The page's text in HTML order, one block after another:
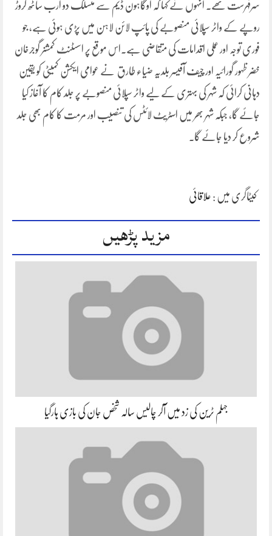
سرفہرست تھے۔ انہوں نے کہا کہ اوگاہون ڈیم سے منسلک دو ارب ساٹھ کروڑ
روپے کے واٹر سپلائی منصوبے کی پائپ لائن لاہن میں پڑی ہوئی ہے، جو
فوری توجہ اور عملی اقدامات کی متقاضی ہے۔اس موقع پر اسسٹنٹ کمشنر گوجرخان
خضر ظہور گورائیہ اور چیف آفیسر بلدیہ ضیاء طارق نے عوامی ایکشن کمیٹی کو یقین
دہانی کرائی کہ شہر کی بہتری کے لیے واٹر سپلائی منصوبے پر جلد کام کا آغاز کیا
جائے گا، جبکہ شہر بھر میں اسٹریٹ لائٹس کی تنصیب اور مرمت کا کام بھی جلد
شروع کر دیا جائے گا۔
کیٹاگری میں : علاقائی
مزید پڑھیں
جہلم ٹرین کی زد میں آکر چالیس سالہ شخص جان کی بازی ہارگیا